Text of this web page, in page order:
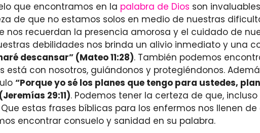
que encontramos en la palabra de Dios son
de que no estamos solos en medio de nuestras
recuerdan la presencia amorosa y el cuidado de
debilidades nos brinda un alivio inmediato y una
descansar” (Mateo 11:28). También podemos
está con nosotros, guiándonos y protegiéndonos.
“Porque yo sé los planes que tengo para ustedes,
29:11). Podemos tener la certeza de que,
estas frases bíblicas para los enfermos nos llenen
encontrar consuelo y sanidad en su palabra.